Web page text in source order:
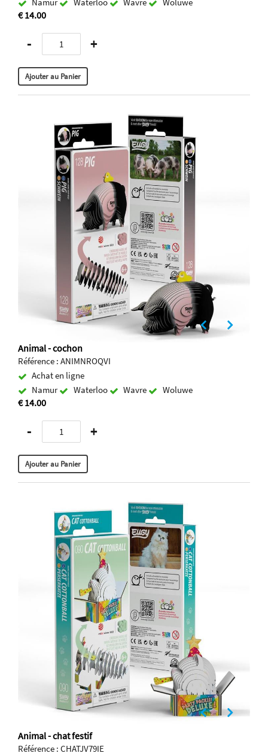
€ 14.00
- +
Animal - cochon
Référence : ANIMNROQVI
Achat en ligne
Namur
Waterloo Wavre Woluwe
€ 14.00
- +
Animal - chat festif
Référence : CHATJV79IE